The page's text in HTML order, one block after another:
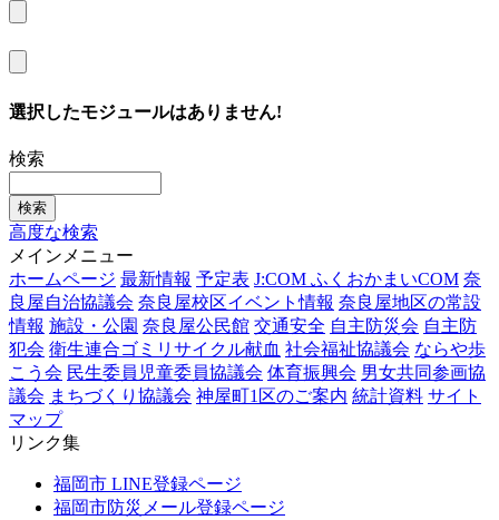
選択したモジュールはありません!
検索
高度な検索
メインメニュー
ホームページ 最新情報 予定表 J:COM ふくおかまいCOM 奈
良屋自治協議会 奈良屋校区イベント情報 奈良屋地区の常設
情報 施設・公園 奈良屋公民館 交通安全 自主防災会 自主防
犯会 衛生連合ゴミリサイクル献血 社会福祉協議会 ならや歩
こう会 民生委員児童委員協議会 体育振興会 男女共同参画協
議会 まちづくり協議会 神屋町1区のご案内 統計資料 サイト
マップ
リンク集
福岡市 LINE登録ページ
福岡市防災メール登録ページ